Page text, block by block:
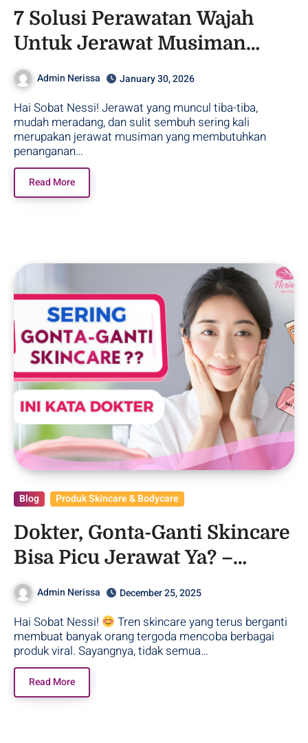
7 Solusi Perawatan Wajah
Untuk Jerawat Musiman
Akibat Hujan!
Admin Nerissa January 30, 2026
Hai Sobat Nessi! Jerawat yang muncul tiba-tiba,
mudah meradang, dan sulit sembuh sering kali
merupakan jerawat musiman yang membutuhkan
penanganan…
Read More
Blog Produk Skincare & Bodycare
Dokter, Gonta-Ganti Skincare
Bisa Picu Jerawat Ya? –
Purwodadi
Admin Nerissa December 25, 2025
Hai Sobat Nessi!
Tren skincare yang terus berganti
membuat banyak orang tergoda mencoba berbagai
produk viral. Sayangnya, tidak semua…
Read More